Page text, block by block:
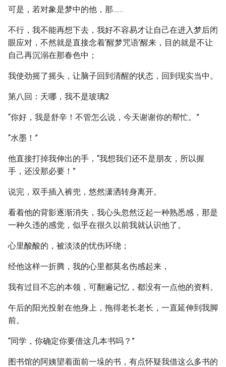
可是，若对象是梦中的他，那……
不行，我不能再想下去，我好不容易才让自己在进入梦后闭
眼应对，不然就是直接念着‘醒梦咒语’醒来，目的就是不让
自己再沉溺在那春色中；
我使劲摇了摇头，让脑子回到清醒的状态，回到现实当中。
第八回：天哪，我不是玻璃2
“你好，我是舒辛！不管怎么说，今天谢谢你的帮忙。”
“水墨！”
他直接打掉我伸出的手，“我想我们还不是朋友，所以握
手，还没那必要！”
说完，双手插入裤兜，悠然潇洒转身离开。
看着他的背影逐渐消失，我心头忽然泛起一种熟悉感，那是
一种久违的感觉，似乎在很久以前我就认识他了。
心里酸酸的，被淡淡的忧伤环绕；
经他这样一折腾，我的心里都莫名伤感起来，
我有过目不忘的本领，可翻遍记忆，都没有一点他的资料。
午后的阳光投射在他身上，拖得老长老长，一直延伸到我脚
前。
“同学，你确定你要借这几本书吗？”
图书馆的阿姨望着面前一垛的书，有点怀疑我借这么多书的